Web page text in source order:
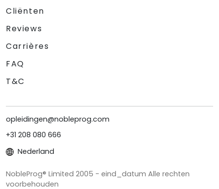
Cliënten
Reviews
Carrières
FAQ
T&C
opleidingen@nobleprog.com
+31 208 080 666
Nederland
NobleProg® Limited 2005 - eind_datum Alle rechten
voorbehouden